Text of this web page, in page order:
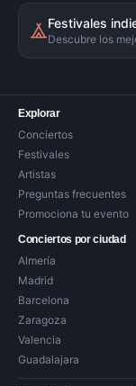
Festivales
Descubre los
Explorar
Conciertos
Festivales
Artistas
Preguntas frecuentes
Promociona tu evento
Conciertos por ciudad
Almería
Madrid
Barcelona
Zaragoza
Valencia
Guadalajara